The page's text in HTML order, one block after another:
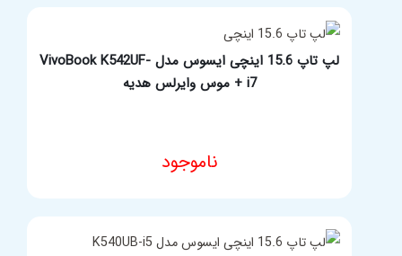
لپ تاپ 15.6 اینچی ایسوس مدل VivoBook K542UF-
i7 + موس وایرلس هدیه
ناموجود